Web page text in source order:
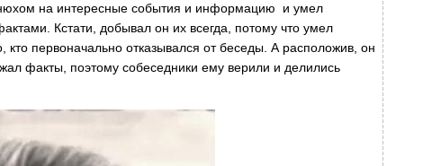
на интересные события и информацию и умел
Кстати, добывал он их всегда, потому что умел
кто первоначально отказывался от беседы. А расположив, он
факты, поэтому собеседники ему верили и делились